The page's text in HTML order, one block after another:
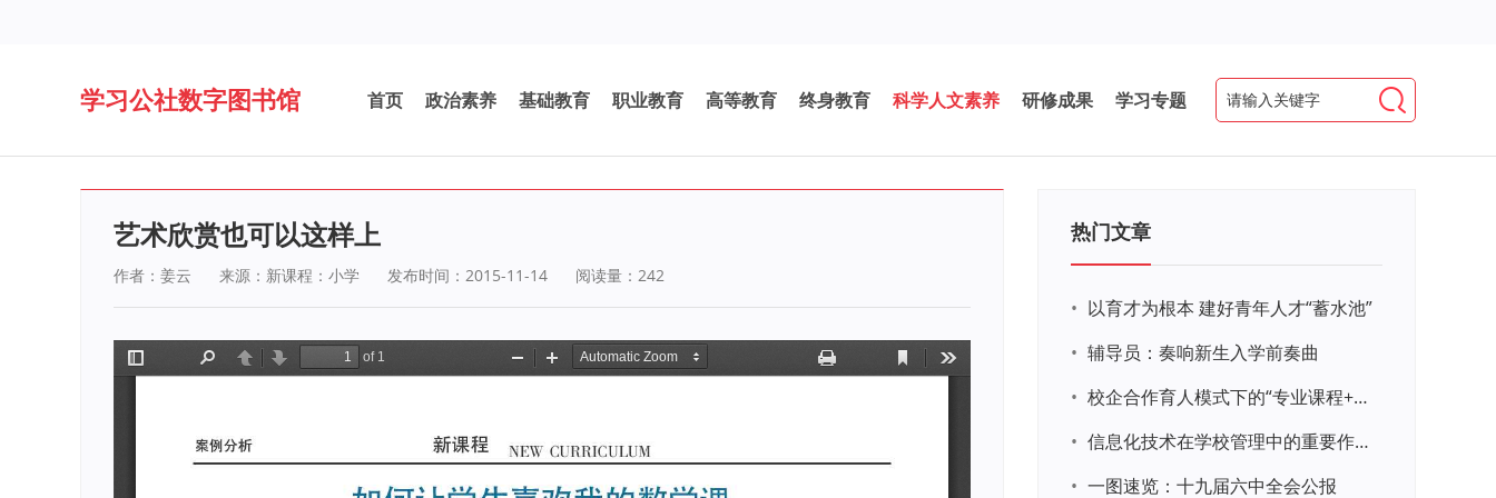
学习公社数字图书馆 首页 政治素养 基础教育 职业教育 高等教育 终身教育 科学人文素养 研修成果 学习专题
艺术欣赏也可以这样上
作者：姜云 来源：新课程：小学 发布时间：2015-11-14 阅读量： 242
热门文章
• 以育才为根本 建好青年人才“蓄水池”
• 辅导员：奏响新生入学前奏曲
•
校企合作育人模式下的“专业课程+思政教育+党建活动”交叉融合的课程思政教学探索与实践
•
信息化技术在学校管理中的重要作用 ——以贵州省威宁民族中学和校园使用等为例
• 一图速览：十九届六中全会公报